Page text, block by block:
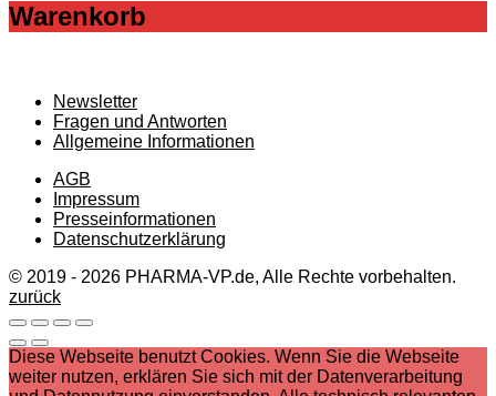
Warenkorb
Newsletter
Fragen und Antworten
Allgemeine Informationen
AGB
Impressum
Presseinformationen
Datenschutzerklärung
© 2019 - 2026 PHARMA-VP.de, Alle Rechte vorbehalten.
zurück
Diese Webseite benutzt Cookies. Wenn Sie die Webseite
weiter nutzen, erklären Sie sich mit der Datenverarbeitung